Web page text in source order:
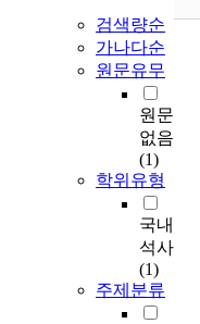
검색량순
가나다순
원문유무
원문
없음
(1)
학위유형
국내
석사
(1)
주제분류